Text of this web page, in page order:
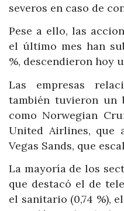
severos en caso de
Pese a ello, las
el último mes han
%, descendieron hoy
Las empresas
también tuvieron un
como Norwegian
United Airlines, que
Vegas Sands, que
La mayoría de los
que destacó el de
el sanitario (0,74 %),